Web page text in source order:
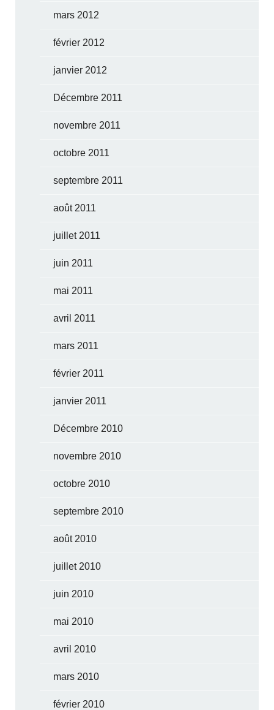
mars 2012
février 2012
janvier 2012
Décembre 2011
novembre 2011
octobre 2011
septembre 2011
août 2011
juillet 2011
juin 2011
mai 2011
avril 2011
mars 2011
février 2011
janvier 2011
Décembre 2010
novembre 2010
octobre 2010
septembre 2010
août 2010
juillet 2010
juin 2010
mai 2010
avril 2010
mars 2010
février 2010